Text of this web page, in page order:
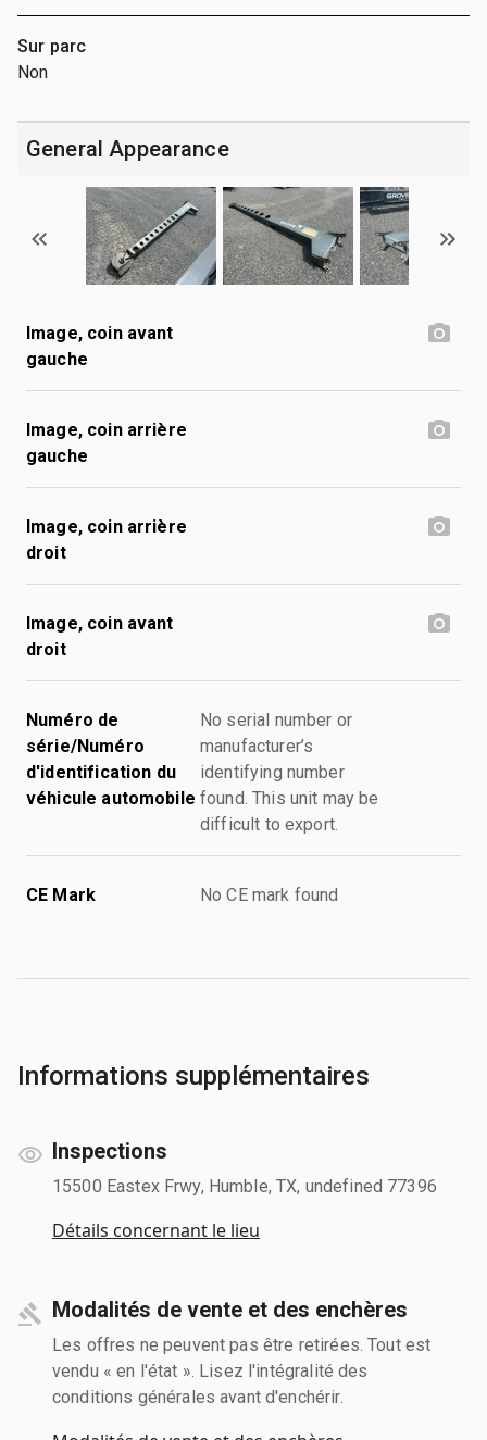
Sur parc
Non
General Appearance
Image, coin avant
gauche
Image, coin arrière
gauche
Image, coin arrière
droit
Image, coin avant
droit
Numéro de
série/Numéro
d'identification du
véhicule automobile
No serial number or
manufacturer’s
identifying number
found. This unit may be
difficult to export.
CE Mark No CE mark found
Informations supplémentaires
Inspections
15500 Eastex Frwy, Humble, TX, undefined 77396
Détails concernant le lieu
Modalités de vente et des enchères
Les offres ne peuvent pas être retirées. Tout est
vendu « en l'état ». Lisez l'intégralité des
conditions générales avant d'enchérir.